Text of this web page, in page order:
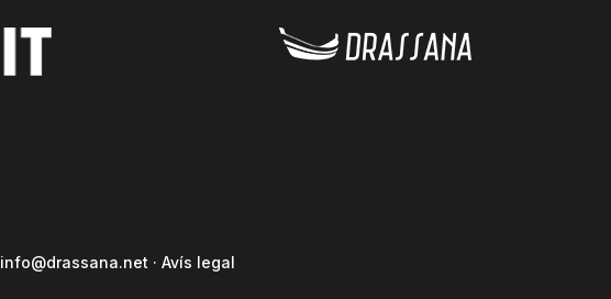
info@drassana.net · Avís legal